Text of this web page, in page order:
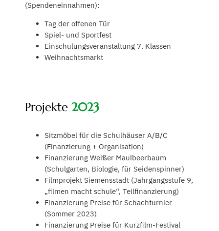
(Spendeneinnahmen):
Tag der offenen Tür
Spiel- und Sportfest
Einschulungsveranstaltung 7. Klassen
Weihnachtsmarkt
Projekte 2023
Sitzmöbel für die Schulhäuser A/B/C
(Finanzierung + Organisation)
Finanzierung Weißer Maulbeerbaum
(Schulgarten, Biologie, für Seidenspinner)
Filmprojekt Siemensstadt (Jahrgangsstufe 9,
„filmen macht schule“, Teilfinanzierung)
Finanzierung Preise für Schachturnier
(Sommer 2023)
Finanzierung Preise für Kurzfilm-Festival